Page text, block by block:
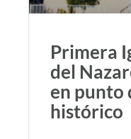
Primera
del
en punto
histórico